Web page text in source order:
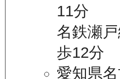
11分
名鉄瀬
歩12分
愛知県